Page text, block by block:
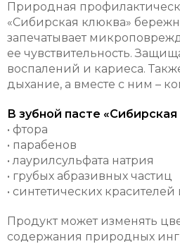
Природная
«Сибирская клюква»
запечатывает
ее чувствительность.
воспалений и кариеса.
дыхание, а вместе с ним –
В зубной пасте
• фтора
• парабенов
• лаурилсульфата натрия
• грубых абразивных частиц
• синтетических
Продукт может изменять
содержания природных